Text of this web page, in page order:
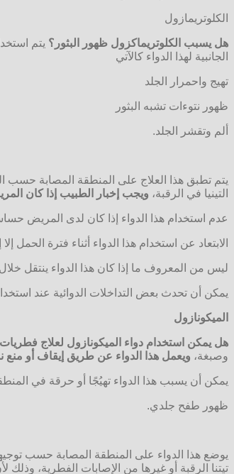
الكلوتريمازول
هل يسبب الكلوتريماكزول ظهور البثور؟ يتم
الجانبية لهذا الدواء كالآتي
تهيج واحمرار الجلد
ظهور نتوءات تشبه البثور
ألم وتقشر الجلد.
يتم تطبق هذا العلاج على المنطقة المصابة حسب
التينيا في الرقبة، ويجب إخبار الطبيب إذا كان
عدم استخدام هذا الدواء إذا كان لدى المريض
الابتعاد عن استخدام هذا الدواء أثناء فترة
ليس من المعروف ما إذا كان هذا الدواء ينتقل
يمكن أن تحدث بعض التداخلات الدوائية عند
الميكونازول
هل يمكن استخدام دواء الميكونازول لعلاج
وصبغة، ويعمل هذا الدواء عن طريق إيقاف أو منع
يمكن أن يسبب هذا الدواء تهيُجًا أو حرقة في
ظهور طفح جلدي.
يوضع هذا الدواء على المنطقة المصابة حسب
تيتنا الرقبة أو غيرها من الإصابات الفطرية، وذلك